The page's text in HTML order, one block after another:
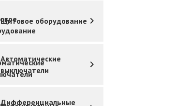
Щитовое оборудование
Автоматические
выключатели
Дифференциальные